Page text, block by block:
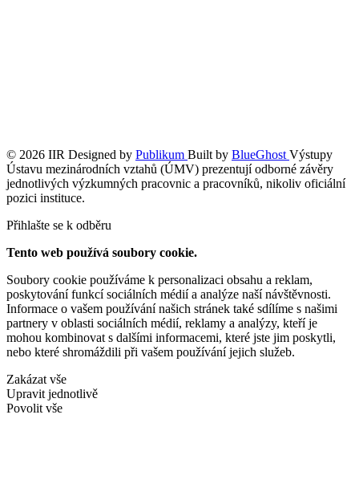
© 2026 IIR Designed by Publikum Built by BlueGhost Výstupy
Ústavu mezinárodních vztahů (ÚMV) prezentují odborné závěry
jednotlivých výzkumných pracovnic a pracovníků, nikoliv oficiální
pozici instituce.
Přihlašte se k odběru
Tento web používá soubory cookie.
Soubory cookie používáme k personalizaci obsahu a reklam,
poskytování funkcí sociálních médií a analýze naší návštěvnosti.
Informace o vašem používání našich stránek také sdílíme s našimi
partnery v oblasti sociálních médií, reklamy a analýzy, kteří je
mohou kombinovat s dalšími informacemi, které jste jim poskytli,
nebo které shromáždili při vašem používání jejich služeb.
Zakázat vše
Upravit jednotlivě
Povolit vše